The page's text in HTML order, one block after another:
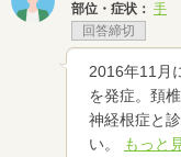
部位・症状： 手
回答締切
2016年11月
を発症。頚
神経根症と
い。
もっと